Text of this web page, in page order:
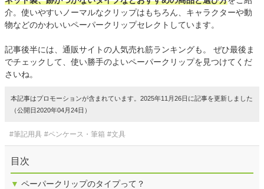
介。使いやすいノーマルなクリップはもちろん、キャラクターや動
物などのかわいいペーパークリップセレクトしています。
記事後半には、通販サイトの人気売れ筋ランキングも。 ぜひ最後ま
でチェックして、使い勝手のよいペーパークリップを見つけてくだ
さいね。
本記事はプロモーションが含まれています。2025年11月26日に記事を更新しました
（公開日2020年04月24日）
#筆記用具 #ペンケース・筆箱 #文具
目次
▼ ペーパークリップのタイプって？